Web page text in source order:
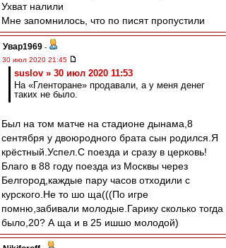
Ухват налили
Мне запомнилось, что по писят пропустили
Увар1969 -
30 июл 2020 21:45
suslov » 30 июл 2020 11:53
На «Гленторане» продавали, а у меня денег
таких не было.
Был на том матче на стадионе дынама,8
сентября у двоюродного брата сын родился.Я
крёстный.Успел.С поезда и сразу в церковь!
Благо в 88 году поезда из Москвы через
Белгород,каждые пару часов отходили с
курского.Не то шо ща(((По игре
помню,забивали молодые.Гарику сколько тогда
было,20? А ща и в 25 ишшо молодой)